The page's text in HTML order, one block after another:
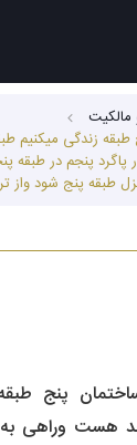
مالکیت
طبقه زندگی
پاگرد پنجم در
طبقه پنج شود واز
پنج
هست وراهی به